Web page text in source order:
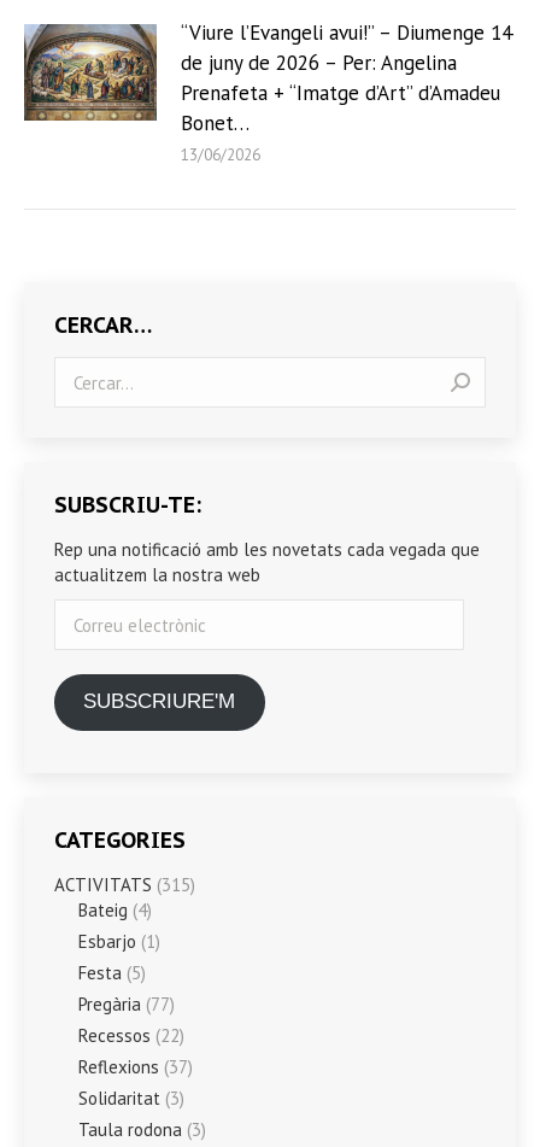
“Viure l’Evangeli avui!” – Diumenge 14
de juny de 2026 – Per: Angelina
Prenafeta + “Imatge d’Art” d’Amadeu
Bonet…
13/06/2026
CERCAR…
SUBSCRIU-TE:
Rep una notificació amb les novetats cada vegada que
actualitzem la nostra web
electrònic
SUBSCRIURE'M
CATEGORIES
ACTIVITATS (315)
Bateig (4)
Esbarjo (1)
Festa (5)
Pregària (77)
Recessos (22)
Reflexions (37)
Solidaritat (3)
Taula rodona (3)